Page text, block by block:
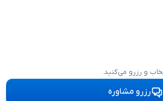
و رزرو می‌کنید.
رزرو مشاوره